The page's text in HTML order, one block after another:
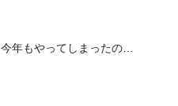
今年もやってしまったの…